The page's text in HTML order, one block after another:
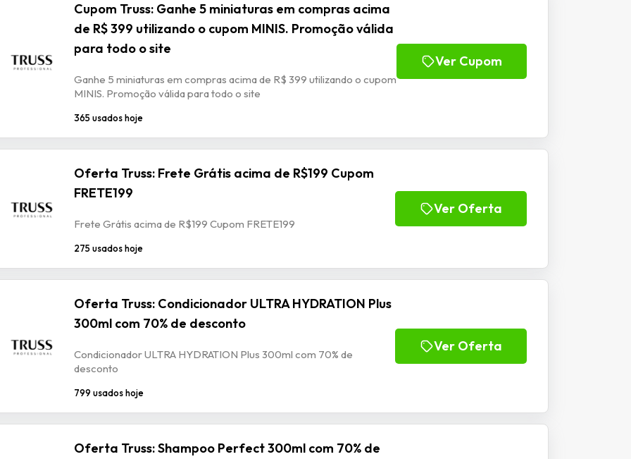
Cupom Truss: Ganhe 5 miniaturas em compras acima
de R$ 399 utilizando o cupom MINIS. Promoção válida
para todo o site
Ganhe 5 miniaturas em compras acima de R$ 399 utilizando o cupom
MINIS. Promoção válida para todo o site
365 usados hoje
Ver Cupom
Oferta Truss: Frete Grátis acima de R$199 Cupom
FRETE199
Frete Grátis acima de R$199 Cupom FRETE199
275 usados hoje
Ver Oferta
Oferta Truss: Condicionador ULTRA HYDRATION Plus
300ml com 70% de desconto
Condicionador ULTRA HYDRATION Plus 300ml com 70% de
desconto
799 usados hoje
Ver Oferta
Oferta Truss: Shampoo Perfect 300ml com 70% de